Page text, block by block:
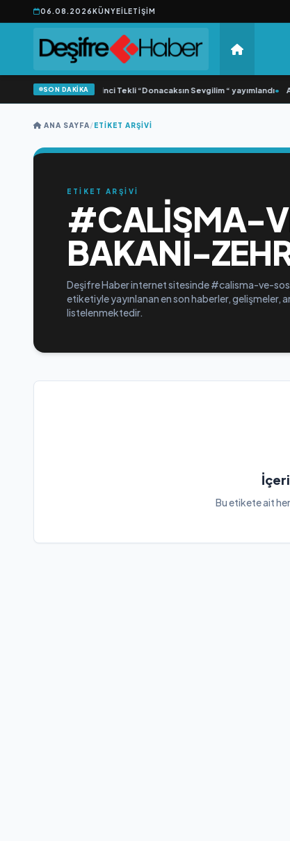
06.08.2026KÜNYEİLETIŞIM
SON DAKİKA
Yonca Samlı ‘dan İkinci Tekli “Donacaksın Sevgilim “ yayımlandı• Ali
ANA SAYFA/ETIKET ARŞIVI
ETİKET ARŞİVİ
#CALISMA-
BAKANI-
Deşifre Haber internet sitesinde #calisma-ve-
etiketiyle yayınlanan en son haberler, gelişmeler,
listelenmektedir.
Bu etikete ait